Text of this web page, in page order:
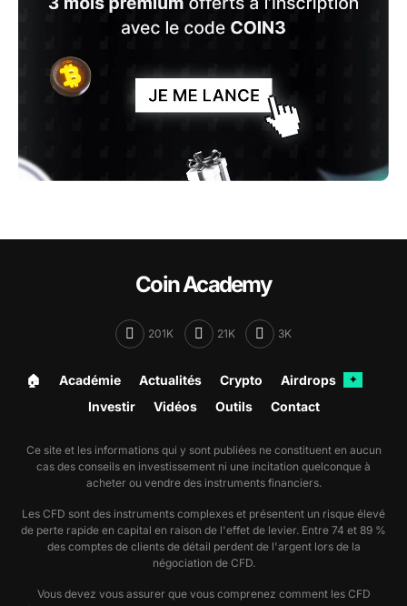
Coin Academy
201K 21K 3K
🏠︎ Académie Actualités Crypto Airdrops ✦
Investir Vidéos Outils Contact
Ce site et les informations qui y sont publiées ne constituent en aucun
cas des conseils en investissement ni une incitation quelconque à
acheter ou vendre des instruments financiers.
Les CFD sont des instruments complexes et présentent un risque élevé
de perte rapide en capital en raison de l'effet de levier. Entre 74 et 89 %
des comptes de clients de détail perdent de l'argent lors de la
négociation de CFD.
Vous devez vous assurer que vous comprenez comment les CFD